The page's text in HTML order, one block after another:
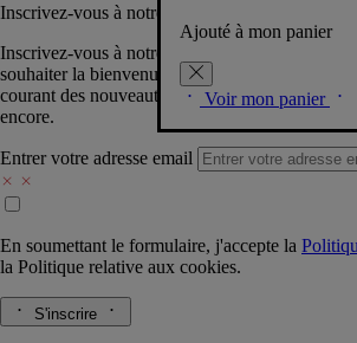
Ajouté à mon panier
Voir mon panier
Inscrivez-vous à notre Newsletter
Inscrivez-vous à notre newsletter pour que
souhaiter la bienvenue dans la communauté
courant des nouveautés, événements, offres
encore.
Entrer votre adresse email
En soumettant le formulaire, j'accepte la
la Politique relative aux cookies.
S'inscrire